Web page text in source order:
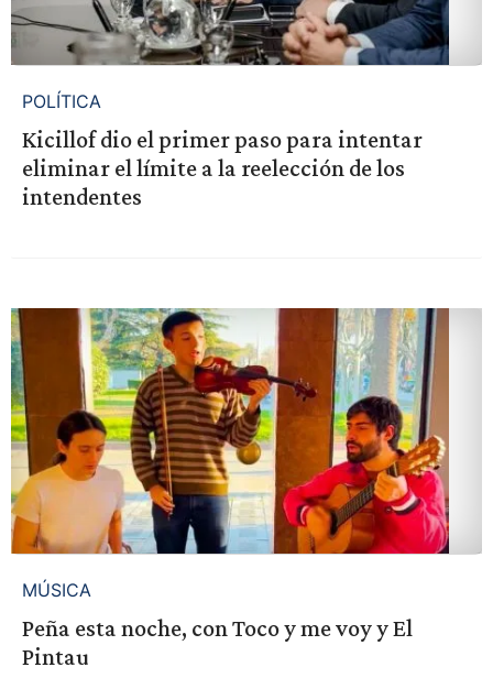
POLÍTICA
Kicillof dio el primer paso para intentar
eliminar el límite a la reelección de los
intendentes
MÚSICA
Peña esta noche, con Toco y me voy y El
Pintau